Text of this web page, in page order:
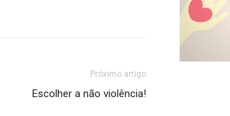
Próximo artigo
Escolher a não violência!